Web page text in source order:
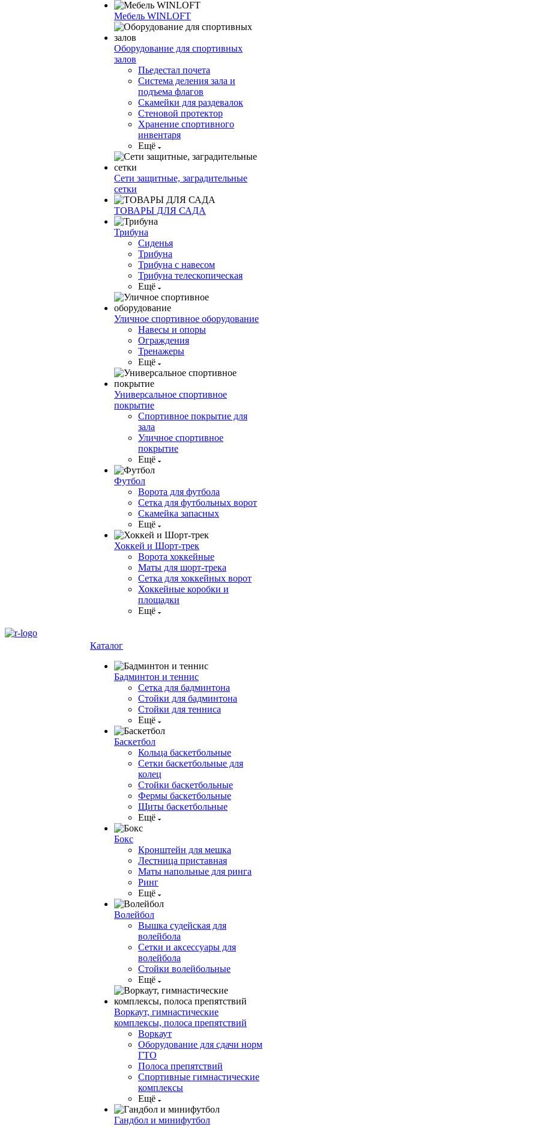
Мебель WINLOFT
Оборудование для спортивных
залов
Пьедестал почета
Система деления зала и
подъема флагов
Скамейки для раздевалок
Стеновой протектор
Хранение спортивного
инвентаря
Ещё
Сети защитные, заградительные
сетки
ТОВАРЫ ДЛЯ САДА
Трибуна
Сиденья
Трибуна
Трибуна с навесом
Трибуна телескопическая
Ещё
Уличное спортивное оборудование
Навесы и опоры
Ограждения
Тренажеры
Ещё
Универсальное спортивное
покрытие
Спортивное покрытие для
зала
Уличное спортивное
покрытие
Ещё
Футбол
Ворота для футбола
Сетка для футбольных ворот
Скамейка запасных
Ещё
Хоккей и Шорт-трек
Ворота хоккейные
Маты для шорт-трека
Сетка для хоккейных ворот
Хоккейные коробки и
площадки
Ещё
Каталог
Бадминтон и теннис
Сетка для бадминтона
Стойки для бадминтона
Стойки для тенниса
Ещё
Баскетбол
Кольца баскетбольные
Сетки баскетбольные для
колец
Стойки баскетбольные
Фермы баскетбольные
Щиты баскетбольные
Ещё
Бокс
Кронштейн для мешка
Лестница приставная
Маты напольные для ринга
Ринг
Ещё
Волейбол
Вышка судейская для
волейбола
Сетки и аксессуары для
волейбола
Стойки волейбольные
Ещё
Воркаут, гимнастические
комплексы, полоса препятствий
Воркаут
Оборудование для сдачи норм
ГТО
Полоса препятствий
Спортивные гимнастические
комплексы
Ещё
Гандбол и минифутбол